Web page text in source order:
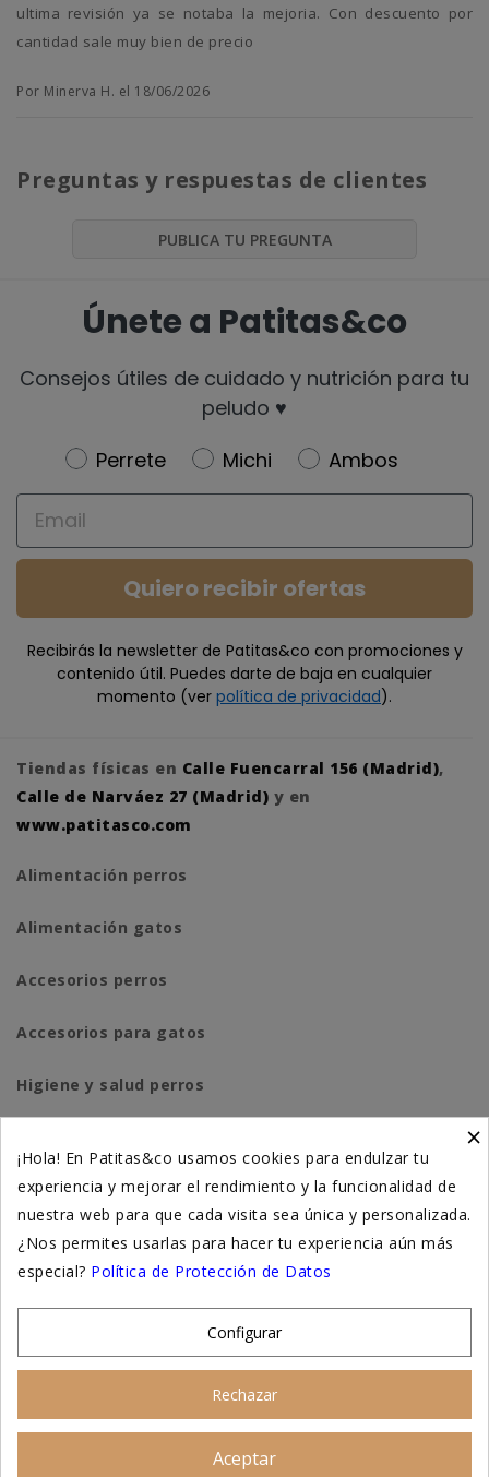
ultima revisión ya se notaba la mejoria. Con descuento por
cantidad sale muy bien de precio
Por Minerva H. el 18/06/2026
Preguntas y respuestas de clientes
PUBLICA TU PREGUNTA
Únete a Patitas&co
Consejos útiles de cuidado y nutrición para tu
peludo ♥️
Newsletter
Perrete Michi
Ambos
Email
Quiero recibir ofertas
Recibirás la newsletter de Patitas&co con promociones y
contenido útil. Puedes darte de baja en cualquier
momento (ver política de privacidad).
Tiendas físicas en Calle Fuencarral 156 (Madrid),
Calle de Narváez 27 (Madrid) y en
www.patitasco.com
Alimentación perros
Alimentación gatos
Accesorios perros
Accesorios para gatos
Higiene y salud perros
Suplementación natural
Otros
×
¡Hola! En Patitas&co usamos cookies para endulzar tu
experiencia y mejorar el rendimiento y la funcionalidad de
nuestra web para que cada visita sea única y personalizada.
¿Nos permites usarlas para hacer tu experiencia aún más
especial? Política de Protección de Datos
Configurar
Rechazar
Aceptar